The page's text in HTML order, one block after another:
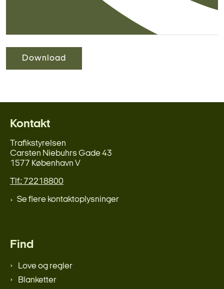
Download
Kontakt
Trafikstyrelsen
Carsten Niebuhrs Gade 43
1577 København V
Tlf.: 72218800
Se flere kontaktoplysninger
Find
Love og regler
Blanketter